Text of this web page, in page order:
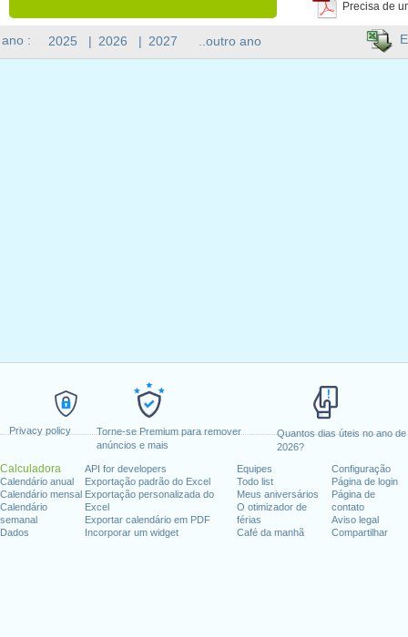
Privacy policy
Torne-se Premium para remover
anúncios e mais
Quantos dias úteis no ano de
2026?
Calculadora
Calendário anual
Calendário mensal
Calendário
semanal
Dados
API for developers
Exportação padrão do Excel
Exportação personalizada do
Excel
Exportar calendário em PDF
Incorporar um widget
Equipes
Todo list
Meus aniversários
O otimizador de
férias
Café da manhã
Configuração
Página de login
Página de
contato
Aviso legal
Compartilhar
Precisa de
: 2025 | 2026 | 2027 ..outro ano